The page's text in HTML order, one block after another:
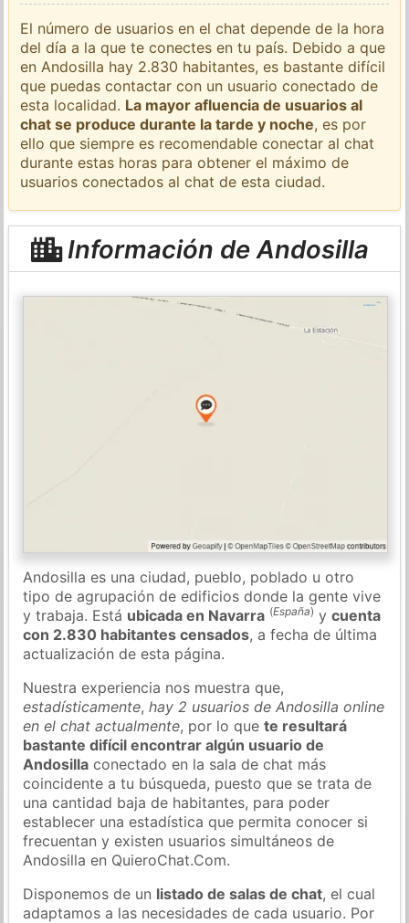
El número de usuarios en el chat depende de la hora
del día a la que te conectes en tu país. Debido a que
en Andosilla hay 2.830 habitantes, es bastante difícil
que puedas contactar con un usuario conectado de
esta localidad. La mayor afluencia de usuarios al
chat se produce durante la tarde y noche, es por
ello que siempre es recomendable conectar al chat
durante estas horas para obtener el máximo de
usuarios conectados al chat de esta ciudad.
Información de Andosilla
Andosilla es una ciudad, pueblo, poblado u otro
tipo de agrupación de edificios donde la gente vive
y trabaja. Está ubicada en Navarra (España) ycuenta
con 2.830 habitantes censados, a fecha de última
actualización de esta página.
Nuestra experiencia nos muestra que,
estadísticamente,hay 2 usuarios de Andosilla online
en el chat actualmente, por lo quete resultará
bastante difícil encontrar algún usuario de
Andosilla conectado en la sala de chat más
coincidente a tu búsqueda, puesto que se trata de
una cantidad baja de habitantes, para poder
establecer una estadística que permita conocer si
frecuentan y existen usuarios simultáneos de
Andosilla en QuieroChat.Com.
Disponemos de un listado de salas de chat, el cual
adaptamos a las necesidades de cada usuario. Por